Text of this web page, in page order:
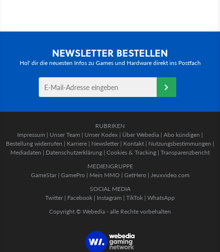
NEWSLETTER BESTELLEN
Hol' dir die neuesten Infos zu Games und Hardware direkt ins Postfach
RUBRIKEN
Impressum | Unser Team | Unser Kodex | Über Webedia | Abo kündigen |
Bestellung widerrufen | Karriere | Newsletter | Kontakt | Nutzungsbestimmungen |
Mediadaten | Datenschutzerklärung | Cookies & Tracking | Transparenzbericht
MEDIENGRUPPE
GameStar| GamePro | Mein MMO | GetHero | Jeuxvideo.com
SOCIAL MEDIA
Twitter | Facebook | Instagram | TikTok | WhatsApp
Copyright © Webedia - alle Rechte vorbehalten